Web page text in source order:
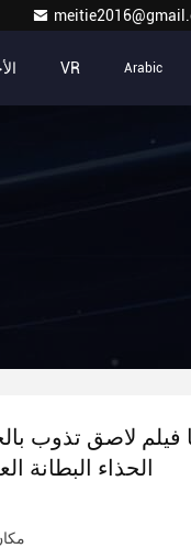
VR Arabic
الحذاء البطانة